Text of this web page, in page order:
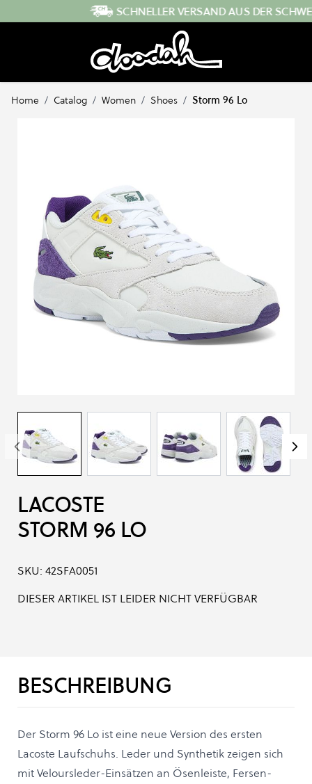
SCHNELLER VERSAND AUS DER SCHWEIZ
Home / Catalog / Women / Shoes / Storm 96 Lo
LACOSTE
STORM 96 LO
SKU: 42SFA0051
DIESER ARTIKEL IST LEIDER NICHT VERFÜGBAR
BESCHREIBUNG
Der Storm 96 Lo ist eine neue Version des ersten
Lacoste Laufschuhs. Leder und Synthetik zeigen sich
mit Veloursleder-Einsätzen an Ösenleiste, Fersen-